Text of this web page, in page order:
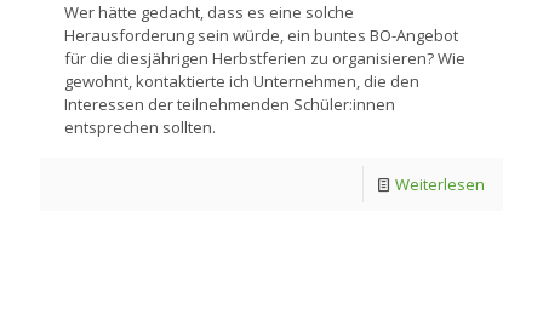
Wer hätte gedacht, dass es eine solche
Herausforderung sein würde, ein buntes BO-Angebot
für die diesjährigen Herbstferien zu organisieren? Wie
gewohnt, kontaktierte ich Unternehmen, die den
Interessen der teilnehmenden Schüler:innen
entsprechen sollten.
Weiterlesen